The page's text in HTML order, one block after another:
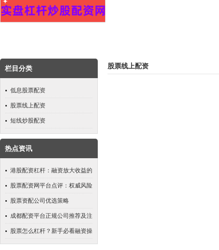
栏目分类
低息股票配资
股票线上配资
短线炒股配资
热点资讯
港股配资杠杆：融资放大收益的
技巧
股票配资网平台点评：权威风险
对比与优选指南
股票资配公司优选策略
成都配资平台正规公司推荐及注
意事项
股票怎么杠杆？新手必看融资操
作指南
股票线上配资